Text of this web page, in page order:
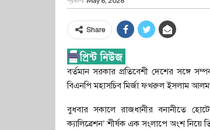
Share
বর্তমান সরকার প্রতিবেশী দেশের সঙ্গে
বিএনপি মহাসচিব মির্জা ফখরুল ইসলাম
বুধবার সকালে রাজধানীর বনানীতে
ক্যালিব্রেশন’ শীর্ষক এক সংলাপে অংশ নিয়ে